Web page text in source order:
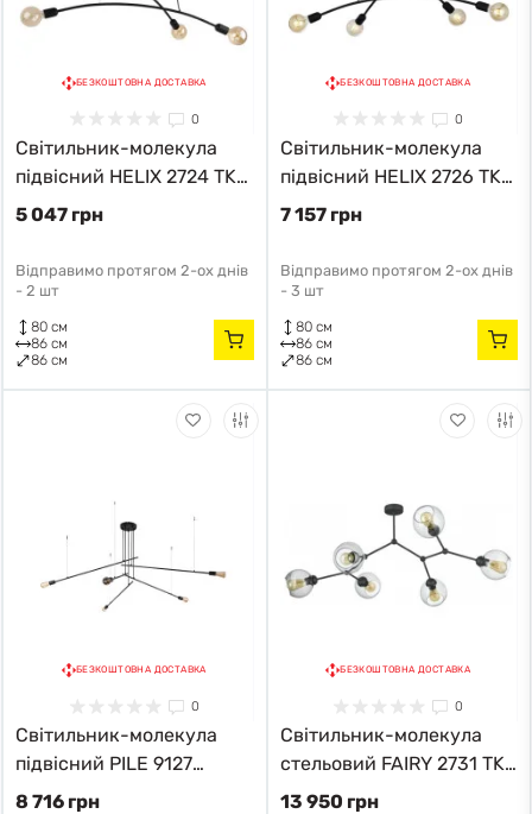
БЕЗКОШТОВНА ДОСТАВКА
0
Світильник-молекула
підвісний HELIX 2724 TK-
Lighting чорний
5 047 грн
Відправимо протягом 2-ох днів
- 2 шт
80 см
86 см
86 см
БЕЗКОШТОВНА ДОСТАВКА
0
Світильник-молекула
підвісний HELIX 2726 TK-
Lighting чорний
7 157 грн
Відправимо протягом 2-ох днів
- 3 шт
80 см
86 см
86 см
БЕЗКОШТОВНА ДОСТАВКА
0
Світильник-молекула
підвісний PILE 9127
Nowodvorski чорний
8 716 грн
БЕЗКОШТОВНА ДОСТАВКА
0
Світильник-молекула
стельовий FAIRY 2731 TK-
Lighting чорний
13 950 грн